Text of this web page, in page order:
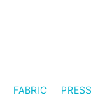
FABRIC
PRESS